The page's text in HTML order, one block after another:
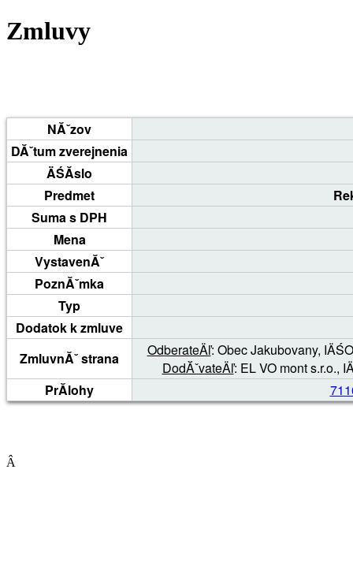
Zmluvy
NĂˇzov
DĂˇtum zverejnenia
ÄŚĂ­slo
Predmet
Suma s DPH
Mena
VystavenĂˇ
PoznĂˇmka
Typ
Dodatok k zmluve
ZmluvnĂˇ strana
OdberateÄľ: Obec Jakubovany,
DodĂˇvateÄľ: EL VO mont s.r.o.,
PrĂ­lohy
Â